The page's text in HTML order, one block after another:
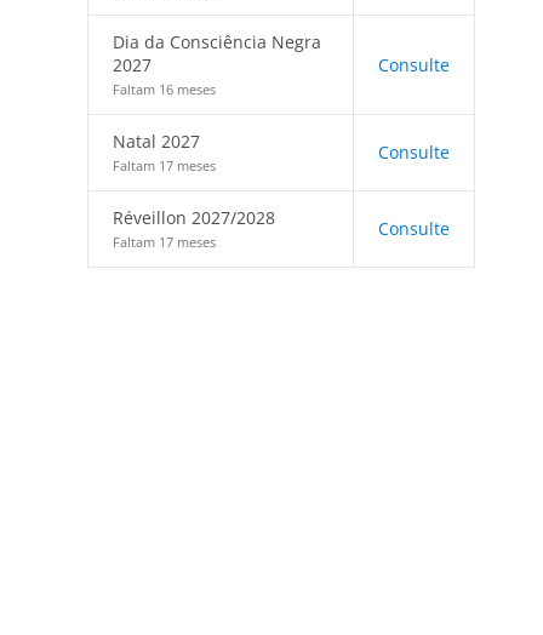
Dia da Consciência Negra
2027
Faltam 16 meses
Consulte
Natal 2027
Faltam 17 meses
Consulte
Réveillon 2027/2028
Faltam 17 meses
Consulte